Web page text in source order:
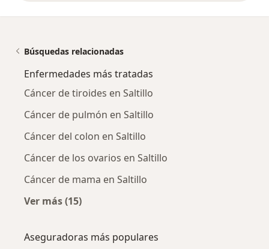
Búsquedas relacionadas
Enfermedades más tratadas
Cáncer de tiroides en Saltillo
Cáncer de pulmón en Saltillo
Cáncer del colon en Saltillo
Cáncer de los ovarios en Saltillo
Cáncer de mama en Saltillo
Ver más (15)
Aseguradoras más populares